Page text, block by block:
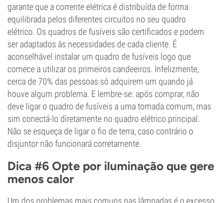
garante que a corrente elétrica é distribuída de forma
equilibrada pelos diferentes circuitos no seu quadro
elétrico. Os quadros de fusíveis são certificados e podem
ser adaptados às necessidades de cada cliente. É
aconselhável instalar um quadro de fusíveis logo que
comece a utilizar os primeiros candeeiros. Infelizmente,
cerca de 70% das pessoas só adquirem um quando já
houve algum problema. E lembre-se: após comprar, não
deve ligar o quadro de fusíveis a uma tomada comum, mas
sim conectá-lo diretamente no quadro elétrico principal.
Não se esqueça de ligar o fio de terra, caso contrário o
disjuntor não funcionará corretamente.
Dica #6 Opte por iluminação que gere
menos calor
Um dos problemas mais comuns nas lâmpadas é o excesso